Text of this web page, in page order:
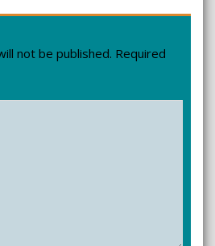
not be published. Required